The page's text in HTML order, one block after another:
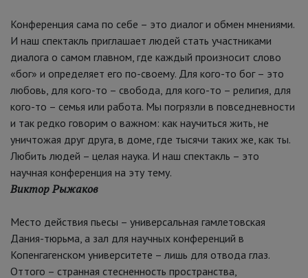
Конференция сама по себе – это диалог и обмен мнениями.
И наш спектакль приглашает людей стать участниками
диалога о самом главном, где каждый произносит слово
«бог» и определяет его по-своему. Для кого-то бог – это
любовь, для кого-то – свобода, для кого-то – религия, для
кого-то – семья или работа. Мы погрязли в повседневности
и так редко говорим о важном: как научиться жить, не
уничтожая друг друга, в доме, где тысячи таких же, как ты.
Любить людей – целая наука. И наш спектакль – это
научная конференция на эту тему.
Виктор Рыжаков
Место действия пьесы – универсальная гамлетовская
Дания-тюрьма, а зал для научных конференций в
Копенгагенском университете – лишь для отвода глаз.
Оттого – странная стесненность пространства,